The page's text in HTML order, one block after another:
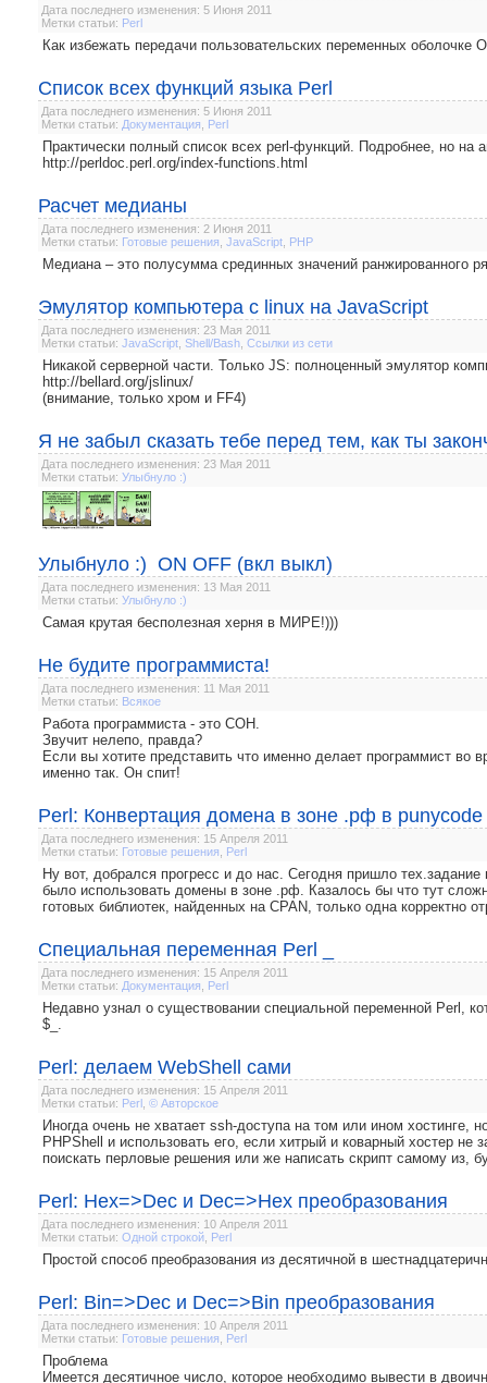
Дата последнего изменения: 5 Июня 2011
Метки статьи: Perl
Как избежать передачи пользовательских переменных
Список всех функций языка Perl
Дата последнего изменения: 5 Июня 2011
Метки статьи: Документация Perl
Практически полный список всех perl-функций. Подробнее, но на
http://perldoc.perl.org/index-functions.html
Расчет медианы
Дата последнего изменения: 2 Июня 2011
Метки статьи: Готовые решения JavaScript PHP
Медиана – это полусумма срединных значений ранжированного
Эмулятор компьютера с linux на JavaScript
Дата последнего изменения: 23 Мая 2011
Метки статьи: JavaScript Shell/Bash Ссылки из сети
Никакой серверной части. Только JS: полноценный эмулятор
http://bellard.org/jslinux/
(внимание, только хром и FF4)
Я не забыл сказать тебе перед тем, как ты
Дата последнего изменения: 23 Мая 2011
Метки статьи: Улыбнуло :)
Улыбнуло :) ON OFF (вкл выкл)
Дата последнего изменения: 13 Мая 2011
Метки статьи: Улыбнуло :)
Самая крутая бесполезная херня в МИРЕ!)))
Не будите программиста!
Дата последнего изменения: 11 Мая 2011
Метки статьи: Всякое
Работа программиста - это СОН.
Звучит нелепо, правда?
Если вы хотите представить что именно делает программист во
именно так. Он спит!
Perl: Конвертация домена в зоне .рф в punycode
Дата последнего изменения: 15 Апреля 2011
Метки статьи: Готовые решения Perl
Ну вот, добрался прогресс и до нас. Сегодня пришло
было использовать домены в зоне .рф. Казалось бы что тут
готовых библиотек, найденных на CPAN, только одна корректно
Специальная переменная Perl _
Дата последнего изменения: 15 Апреля 2011
Метки статьи: Документация Perl
Недавно узнал о существовании специальной переменной Perl,
$_.
Perl: делаем WebShell сами
Дата последнего изменения: 15 Апреля 2011
Метки статьи: Perl © Авторское
Иногда очень не хватает ssh-доступа на том или ином хостинге,
PHPShell и использовать его, если хитрый и коварный хостер
поискать перловые решения или же написать скрипт самому из,
Perl: Hex=>Dec и Dec=>Hex преобразования
Дата последнего изменения: 10 Апреля 2011
Метки статьи: Одной строкой Perl
Простой способ преобразования из десятичной в
Perl: Bin=>Dec и Dec=>Bin преобразования
Дата последнего изменения: 10 Апреля 2011
Метки статьи: Готовые решения Perl
Проблема
Имеется десятичное число, которое необходимо вывести в